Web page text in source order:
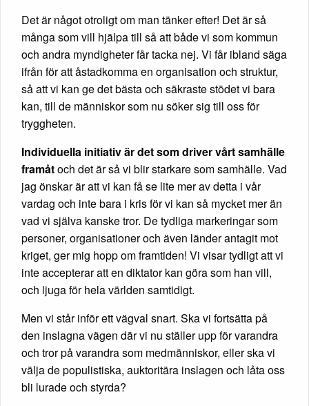
Det är något otroligt om man tänker efter! Det är så
många som vill hjälpa till så att både vi som kommun
och andra myndigheter får tacka nej. Vi får ibland säga
ifrån för att åstadkomma en organisation och struktur,
så att vi kan ge det bästa och säkraste stödet vi bara
kan, till de människor som nu söker sig till oss för
tryggheten.
Individuella initiativ är det som driver vårt samhälle
framåtoch det är så vi blir starkare som samhälle. Vad
jag önskar är att vi kan få se lite mer av detta i vår
vardag och inte bara i kris för vi kan så mycket mer än
vad vi själva kanske tror. De tydliga markeringar som
personer, organisationer och även länder antagit mot
kriget, ger mig hopp om framtiden! Vi visar tydligt att vi
inte accepterar att en diktator kan göra som han vill,
och ljuga för hela världen samtidigt.
Men vi står inför ett vägval snart. Ska vi fortsätta på
den inslagna vägen där vi nu ställer upp för varandra
och tror på varandra som medmänniskor, eller ska vi
välja de populistiska, auktoritära inslagen och låta oss
bli lurade och styrda?